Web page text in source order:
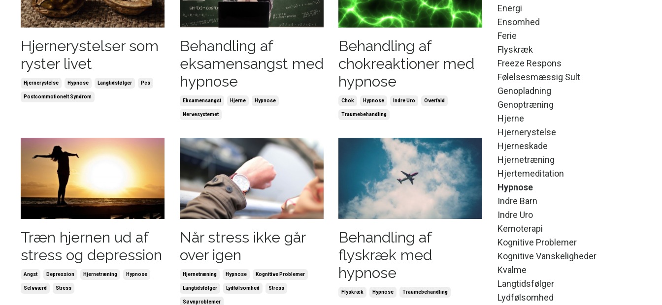
Hjernerystelser som
ryster livet
Hjernerystelse Hypnose Langtidsfølger Pcs
Postcommotionelt Syndrom
Behandling af
eksamensangst med
hypnose
Eksamensangst Hjerne Hypnose
Nervesystemet
Behandling af
chokreaktioner med
hypnose
Chok Hypnose Indre Uro Overfald
Traumebehandling
Træn hjernen ud af
stress og depression
Angst Depression Hjernetræning Hypnose
Selvværd Stress
Når stress ikke går
over igen
Hjernetræning Hypnose Kognitive Problemer
Langtidsfølger Lydfølsomhed Stress
Søvnproblemer
Behandling af
flyskræk med
hypnose
Flyskræk Hypnose Traumebehandling
Energi
Ensomhed
Ferie
Flyskræk
Freeze Respons
Følelsesmæssig Sult
Genopladning
Genoptræning
Hjerne
Hjernerystelse
Hjerneskade
Hjernetræning
Hjertemeditation
Hypnose
Indre Barn
Indre Uro
Kemoterapi
Kognitive Problemer
Kognitive Vanskeligheder
Kvalme
Langtidsfølger
Lydfølsomhed